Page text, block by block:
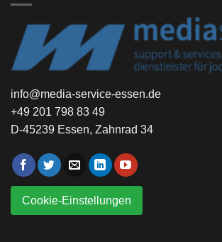
info@media-service-essen.de
+49 201 798 83 49
D-45239 Essen, Zahnrad 34
Cookie-Einstellungen